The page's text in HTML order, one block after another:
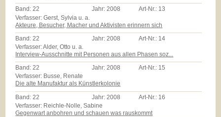
Band:22 Jahr:2008 Art-Nr.: 13
Verfasser: Gerst, Sylvia u. a.
Akteure, Besucher, Macher und Aktivisten erinnern sich
Band:22 Jahr:2008 Art-Nr.: 14
Verfasser: Alder, Otto u. a.
Interview-Ausschnitte mit Personen aus allen Phasen soz...
Band:22 Jahr:2008 Art-Nr.: 15
Verfasser: Busse, Renate
Die alte Manufaktur als Künstlerkolonie
Band: 22 Jahr: 2008 Art-Nr.: 16
Verfasser: Reichle-Nolle, Sabine
Gegenwart anbohren und schauen was rauskommt